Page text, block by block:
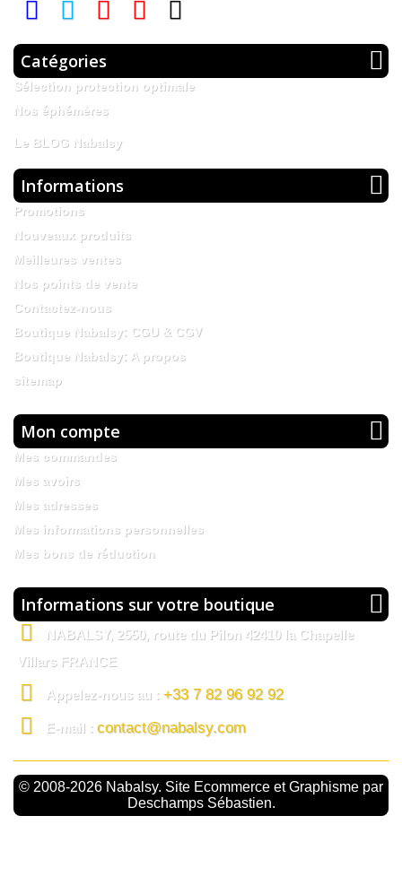
Catégories
Sélection protection optimale
Nos éphémères
Le BLOG Nabalsy
Informations
Promotions
Nouveaux produits
Meilleures ventes
Nos points de vente
Contactez-nous
Boutique Nabalsy: CGU & CGV
Boutique Nabalsy: A propos
sitemap
© 2008-2026 Nabalsy. Site Ecommerce et Graphisme par
Deschamps Sébastien.
Mon compte
Mes commandes
Mes avoirs
Mes adresses
Mes informations personnelles
Mes bons de réduction
Informations sur votre boutique
NABALSY, 2550, route du Pilon 42410 la Chapelle
Villars FRANCE
Appelez-nous au : +33 7 82 96 92 92
E-mail : contact@nabalsy.com